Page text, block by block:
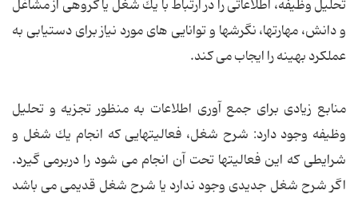
تحلیل وظیفه، اطلاعاتی را در ارتباط با یك شغل یا گروهی از مشاغل
و دانش، مهارتها، نگرشها و توانایی های مورد نیاز برای دستیابی به
عملكرد بهینه را ایجاب می كند.
منابع زیادی برای جمع آوری اطلاعات به منظور تجزیه و تحلیل
وظیفه وجود دارد: شرح شغل، فعالیتهایی كه انجام یك شغل و
شرایطی كه این فعالیتها تحت آن انجام می شود را دربرمی گیرد.
اگر شرح شغل جدیدی وجود ندارد یا شرح شغل قدیمی می باشد